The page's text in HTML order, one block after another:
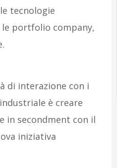
tecnologie
le portfolio company,
di interazione con i
è creare
in secondment con il
iniziativa